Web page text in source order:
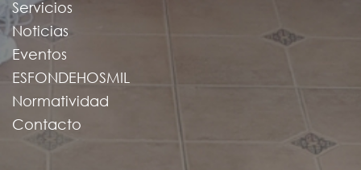
Servicios
Noticias
Eventos
ESFONDEHOSMIL
Normatividad
Contacto